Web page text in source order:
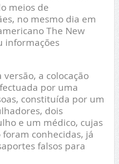
meios de
no mesmo dia em
The New
informações
a colocação
por uma
constituída por um
dois
e um médico, cujas
conhecidas, já
falsos para